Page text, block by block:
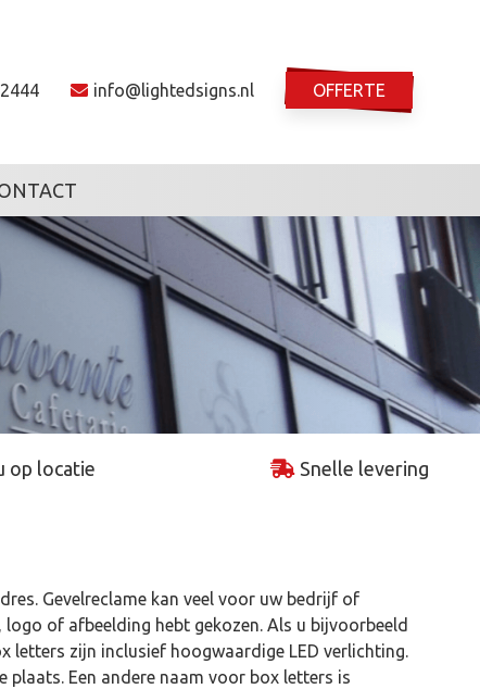
info@lightedsigns.nl OFFERTE
op locatie Snelle levering
Gevelreclame kan veel voor uw bedrijf of
of afbeelding hebt gekozen. Als u bijvoorbeeld
letters zijn inclusief hoogwaardige LED verlichting.
plaats. Een andere naam voor box letters is